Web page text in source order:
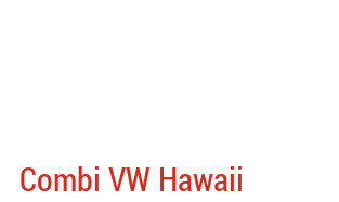
Combi VW Hawaii